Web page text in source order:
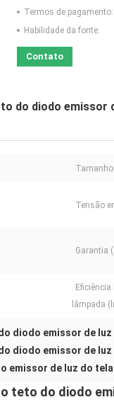
Termos de pagamento:
Habilidade da fonte:
Contato
do diodo emissor
Tensão
Garantia
lâmpada
diodo emissor de luz
diodo emissor de luz
emissor de luz do
teto do diodo